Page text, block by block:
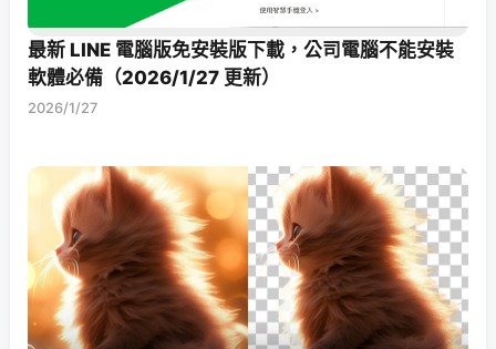
最新 LINE 電腦版免安裝版下載，公司電腦不能安裝
軟體必備（2026/1/27 更新）
2026/1/27